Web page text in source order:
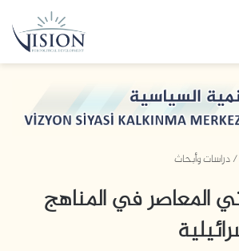
/دراسات وأبحاث
المعاصر في المناهج